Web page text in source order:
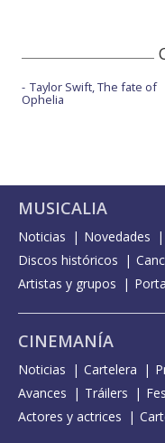
Taylor Swift, The fate of
Ophelia
MUSICALIA
Noticias Novedades
Discos históricos
Artistas y grupos
CINEMANÍA
Noticias Cartelera
Avances
Tráilers
Actores y actrices